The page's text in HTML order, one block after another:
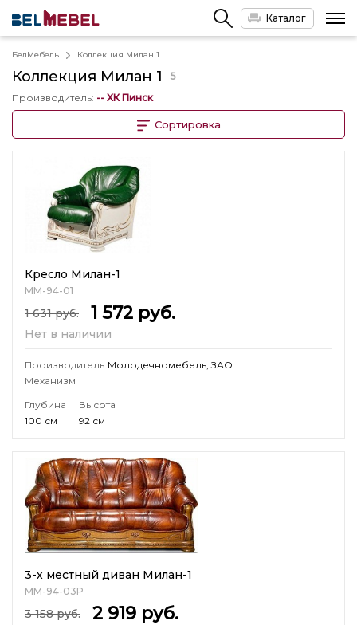
Каталог
БелМебель Коллекция Милан 1
Коллекция Милан 1
5
Производитель: -- ХК Пинск
Сортировка
Кресло Милан-1
ММ-94-01
1 631 руб. 1 572 руб.
Нет в наличии
Производитель Молодечномебель, ЗАО
Механизм
Глубина
100 см
Высота
92 см
3-х местный диван Милан-1
ММ-94-03Р
3 158 руб. 2 919 руб.